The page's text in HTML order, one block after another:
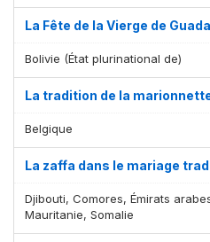
La Fête de la Vierge de
Bolivie (État plurinational de)
La tradition de la
Belgique
La zaffa dans le mariage
Djibouti, Comores, Émirats
Mauritanie, Somalie